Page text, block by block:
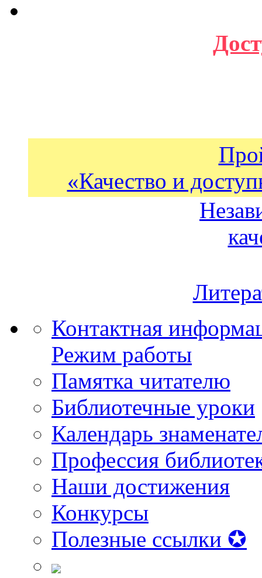
«Качество и
Контактная
Режим работы
Памятка читателю
Библиотечные уроки
Календарь
Профессия
Наши достижения
Конкурсы
Полезные ссылки ✪